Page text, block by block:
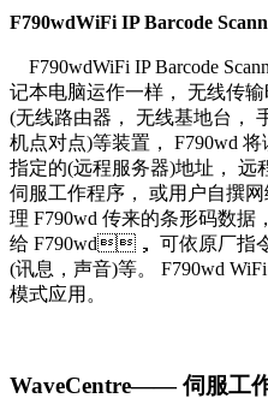
F790wdWiFi IP Barcode
F790wdWiFi IP Barcode
记本电脑运作一样， 无线传
(无线路由器， 无线基地台
机点对点)等装置， F790wd
指定的(远程服务器)地址，
伺服工作程序， 或用户自
理 F790wd 传来的条形码数据
给 F790wd， 可依原厂指
(讯息，声音)等。 F790wd
模式应用。
WaveCentre—— 伺服工